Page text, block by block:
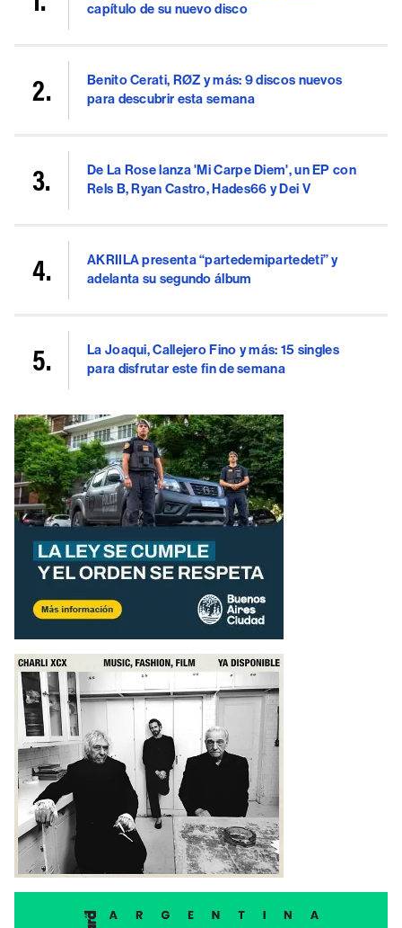
capítulo de su nuevo disco
Benito Cerati, RØZ y más: 9 discos nuevos
para descubrir esta semana
De La Rose lanza 'Mi Carpe Diem', un EP con
Rels B, Ryan Castro, Hades66 y Dei V
AKRIILA presenta “partedemipartedeti” y
adelanta su segundo álbum
La Joaqui, Callejero Fino y más: 15 singles
para disfrutar este fin de semana